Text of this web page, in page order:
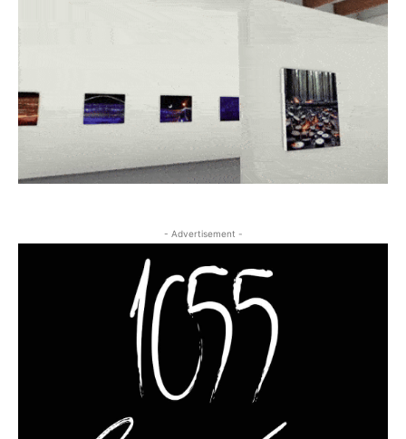
- Advertisement -